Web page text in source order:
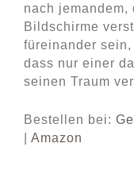
nach
Bildschirme
füreinander
dass nur einer
seinen Traum
Bestellen bei:
Amazon